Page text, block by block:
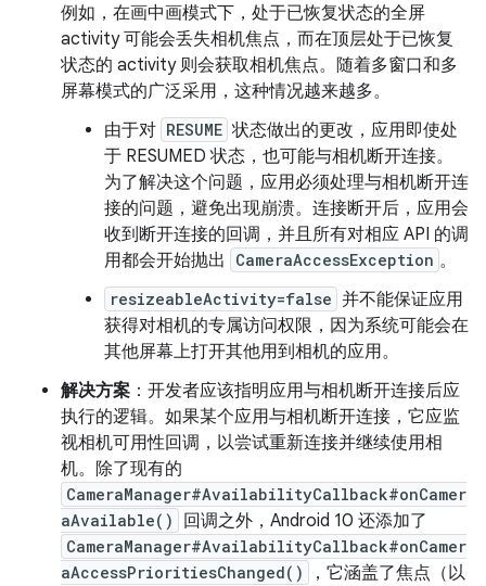
例如，在画中画模式下，处于已恢复状态的全屏
activity 可能会丢失相机焦点，而在顶层处于已恢复
状态的 activity 则会获取相机焦点。随着多窗口和多
屏幕模式的广泛采用，这种情况越来越多。
由于对 RESUME 状态做出的更改，应用即使处
于 RESUMED 状态，也可能与相机断开连接。
为了解决这个问题，应用必须处理与相机断开连
接的问题，避免出现崩溃。连接断开后，应用会
收到断开连接的回调，并且所有对相应 API 的调
用都会开始抛出
CameraAccessException 。
resizeableActivity=false 并不能保证应用
获得对相机的专属访问权限，因为系统可能会在
其他屏幕上打开其他用到相机的应用。
解决方案 ：开发者应该指明应用与相机断开连接后应
执行的逻辑。如果某个应用与相机断开连接，它应监
视相机可用性回调，以尝试重新连接并继续使用相
机。除了现有的
CameraManager#AvailabilityCallback#onCamer
aAvailable()
回调之外，Android 10 还添加了
CameraManager#AvailabilityCallback#onCamer
aAccessPrioritiesChanged()
，它涵盖了焦点（以